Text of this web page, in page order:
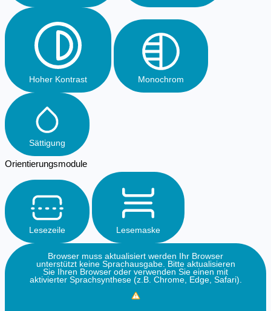
Hoher Kontrast Monochrom
Sättigung
Orientierungsmodule
Lesezeile Lesemaske
Browser muss aktualisiert werden
Ihr Browser
unterstützt keine Sprachausgabe. Bitte aktualisieren
Sie Ihren Browser oder verwenden Sie einen mit
aktivierter Sprachsynthese (z.B. Chrome, Edge, Safari).